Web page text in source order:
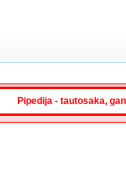
Pipedija - tautosaka,